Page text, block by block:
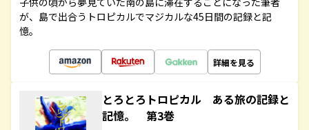
が、島で出合うトロピカルでマジカルな45日間の記録と記
憶。
詳細を見る
とろとろトロピカル ある旅の記録と
記憶。 第3巻